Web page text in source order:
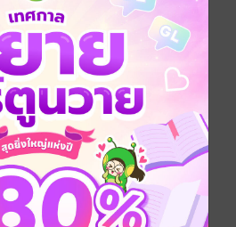
เล่ม คือ
รยาอ้วนยุค 90 เล่ม 7
วนยุค 90 เล่ม 8
รยาอ้วนยุค 90 เล่ม 9
ยาอ้วนยุค 90 เล่ม 10
รยาอ้วนยุค 90 เล่ม 11
รยาอ้วนยุค 90 เล่ม 12
รยาอ้วนยุค 90 เล่ม 13
รยาอ้วนยุค 90 เล่ม 14 (จบ)